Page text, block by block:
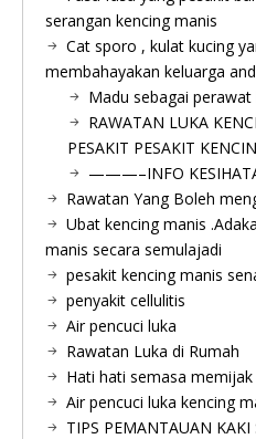
serangan kencing manis
Cat sporo , kulat kucing
membahayakan keluarga
Madu sebagai
RAWATAN LUKA
PESAKIT PESAKIT
———–INFO
Rawatan Yang Boleh
Ubat kencing manis
manis secara semulajadi
pesakit kencing manis
penyakit cellulitis
Air pencuci luka
Rawatan Luka di Rumah
Hati hati semasa memijak
Air pencuci luka kencing
TIPS PEMANTAUAN KAKI